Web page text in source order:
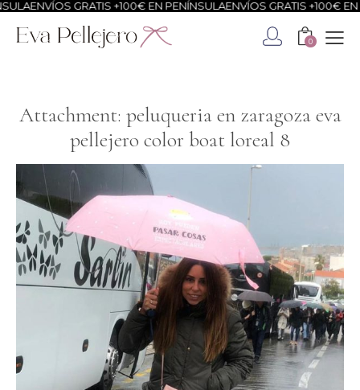
ENVÍOS GRATIS +100€ EN PENÍNSULAENVÍOS GRATIS +100€ EN
0
Attachment: peluqueria en zaragoza eva
pellejero color boat loreal 8